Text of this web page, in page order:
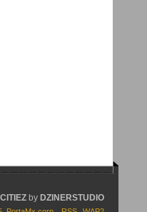
CITIEZby DZINERSTUDIO